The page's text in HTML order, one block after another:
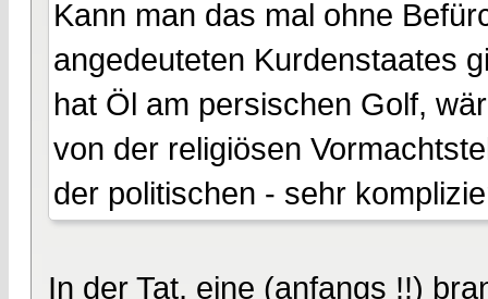
Kann man das mal ohne
angedeuteten Kurdenstaates
hat Öl am persischen Golf,
von der religiösen
der politischen - sehr
In der Tat, eine (anfangs !!)